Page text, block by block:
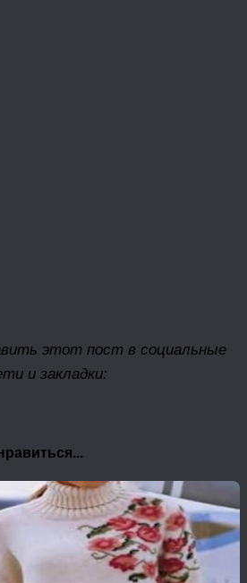
этот пост в социальные
и закладки: